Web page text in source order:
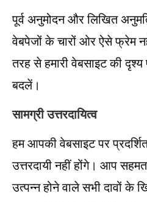
पूर्व अनुमोदन और लिखित
वेबपेजों के चारों ओर ऐसे फ्रेम
तरह से हमारी वेबसाइट की दृश्य
बदलें।
सामग्री उत्तरदायित्व
हम आपकी वेबसाइट पर
उत्तरदायी नहीं होंगे। आप
उत्पन्न होने वाले सभी दावों के